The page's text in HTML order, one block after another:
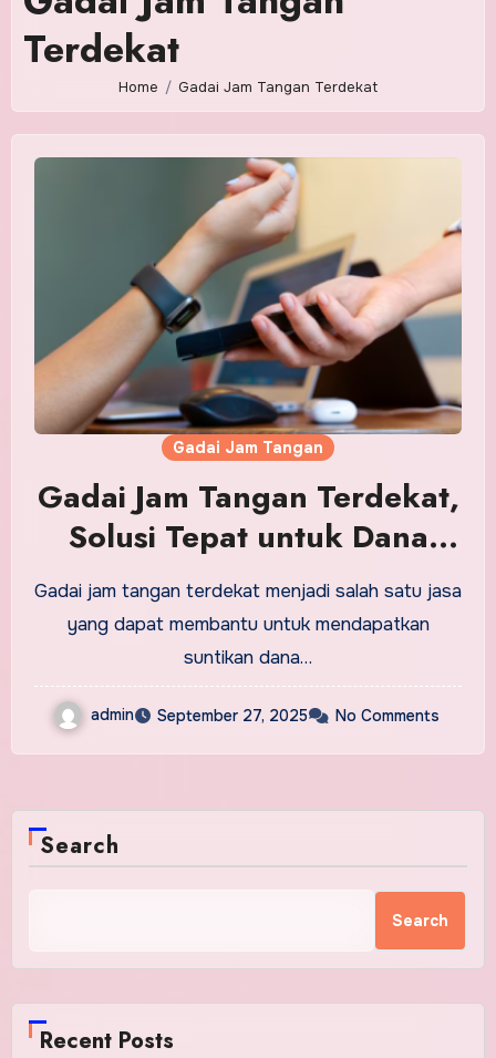
Terdekat
Home Gadai Jam Tangan Terdekat
Gadai Jam Tangan
Gadai Jam Tangan Terdekat,
Solusi Tepat untuk Dana
Cepat
Gadai jam tangan terdekat menjadi salah satu jasa
yang dapat membantu untuk mendapatkan
suntikan dana…
admin September 27, 2025 No Comments
Search
Search
Recent Posts